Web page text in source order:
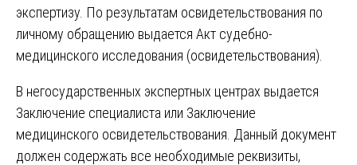
экспертизу. По результатам освидетельствования по
личному обращению выдается Акт судебно-
медицинского исследования (освидетельствования).
В негосударственных экспертных центрах выдается
Заключение специалиста или Заключение
медицинского освидетельствования. Данный документ
должен содержать все необходимые реквизиты,